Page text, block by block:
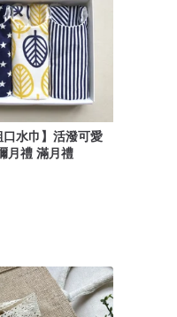
口水巾】活潑可愛
月禮 滿月禮